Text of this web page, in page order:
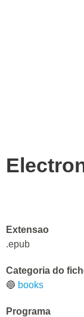
Extensao
.epub
Categoria do
🔵 books
Programa